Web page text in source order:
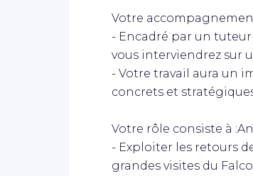
Votre
- Encadré par un
vous interviendrez sur
- Votre travail aura un
concrets et
Votre rôle consiste à
- Exploiter les retours
grandes visites du